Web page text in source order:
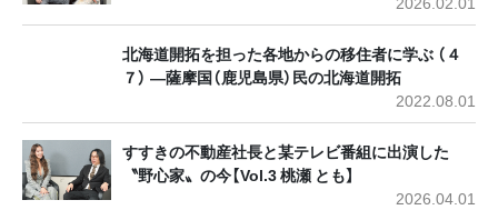
北海道開拓を担った各地からの移住者に学ぶ （４
７） ―薩摩国（鹿児島県）民の北海道開拓
2022.08.01
すすきの不動産社長と某テレビ番組に出演した
〝野心家〟の今【Vol.3 桃瀬 とも】
2026.04.01